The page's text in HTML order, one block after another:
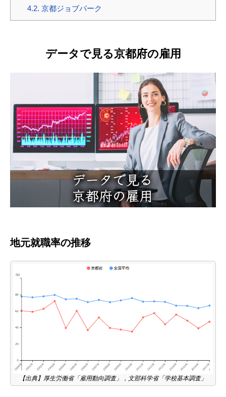
4.2. 京都ジョブパーク
データで見る京都府の雇用
地元就職率の推移
【出典】厚生労働省「雇用動向調査」，文部科学省「学校基本調査」